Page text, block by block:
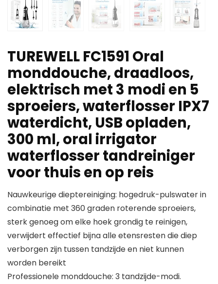
TUREWELL FC1591 Oral
monddouche, draadloos,
elektrisch met 3 modi en 5
sproeiers, waterflosser IPX7
waterdicht, USB opladen,
300 ml, oral irrigator
waterflosser tandreiniger
voor thuis en op reis
Nauwkeurige dieptereiniging: hogedruk-pulswater in
combinatie met 360 graden roterende sproeiers,
sterk genoeg om elke hoek grondig te reinigen,
verwijdert effectief bijna alle etensresten die diep
verborgen zijn tussen tandzijde en niet kunnen
worden bereikt
Professionele monddouche: 3 tandzijde-modi.